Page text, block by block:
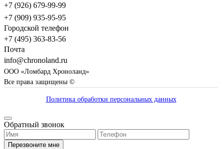
+7 (926) 679-99-99
+7 (909) 935-95-95
Городской телефон
+7 (495) 363-83-56
Почта
info@chronoland.ru
ООО «Ломбард Хроноланд»
Все права защищены ©
Политика обработки персональных данных
Обратный звонок
Перезвоните мне